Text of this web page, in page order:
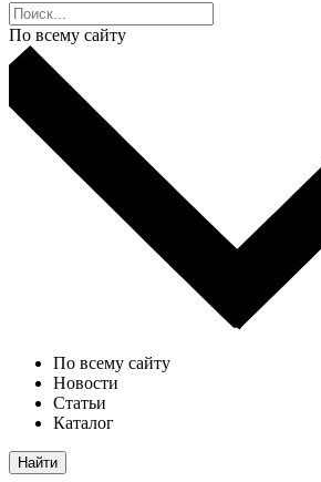
По всему сайту
По всему сайту
Новости
Статьи
Каталог
Найти